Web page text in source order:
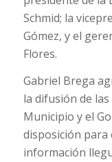
Schmid; la
Gómez, y el
Flores.
Gabriel Brega
la difusión de
Municipio y el
disposición para
información